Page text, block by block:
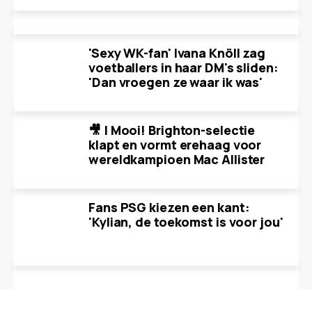
'Sexy WK-fan' Ivana Knöll zag
voetballers in haar DM's sliden:
'Dan vroegen ze waar ik was'
🎥 | Mooi! Brighton-selectie
klapt en vormt erehaag voor
wereldkampioen Mac Allister
Fans PSG kiezen een kant:
'Kylian, de toekomst is voor jou'